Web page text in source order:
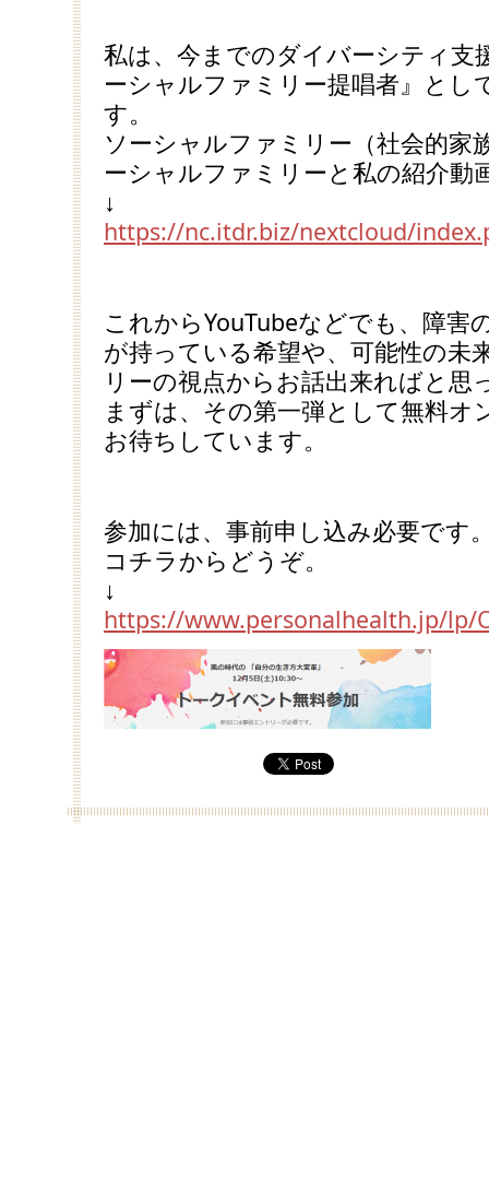
私は、今までのダイバーシティ支
ーシャルファミリー提唱者』とし
す。
ソーシャルファミリー（社会的家
ーシャルファミリーと私の紹介動
↓
https://nc.itdr.biz/nextcloud/
これからYouTubeなどでも、障害
が持っている希望や、可能性の未
リーの視点からお話出来ればと思
まずは、その第一弾として無料
お待ちしています。
参加には、事前申し込み必要です
コチラからどうぞ。
↓
https://www.personalhealth.jp/lp/